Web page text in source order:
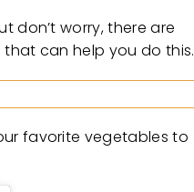
don’t worry, there are
can help you do this.
favorite vegetables to